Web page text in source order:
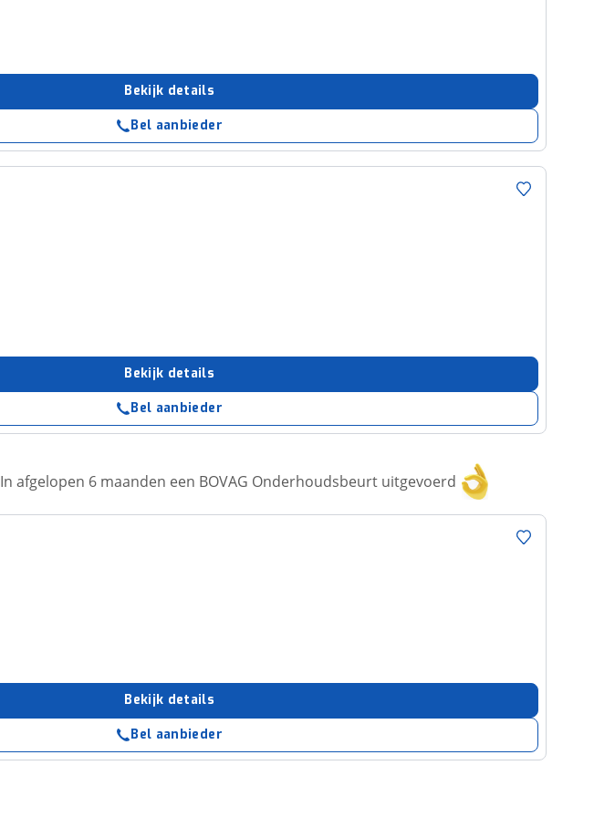
Bekijk details
Bel aanbieder
Bekijk details
Bel aanbieder
In afgelopen 6 maanden een BOVAG Onderhoudsbeurt uitgevoerd
Bekijk details
Bel aanbieder